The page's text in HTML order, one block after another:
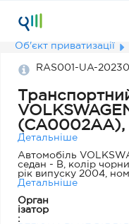
Об'єкт приватизації
RAS001-UA-
(CA0002AA),
(Черкаська
Шевченка,
Детальніше
Автомобіль
седан - В, колір
рік випуску 2004,
об'єм двигуна 3189
транспортного
– 560 348 км. Право
зареєстровано за
Детальніше
Орган
ізатор
: